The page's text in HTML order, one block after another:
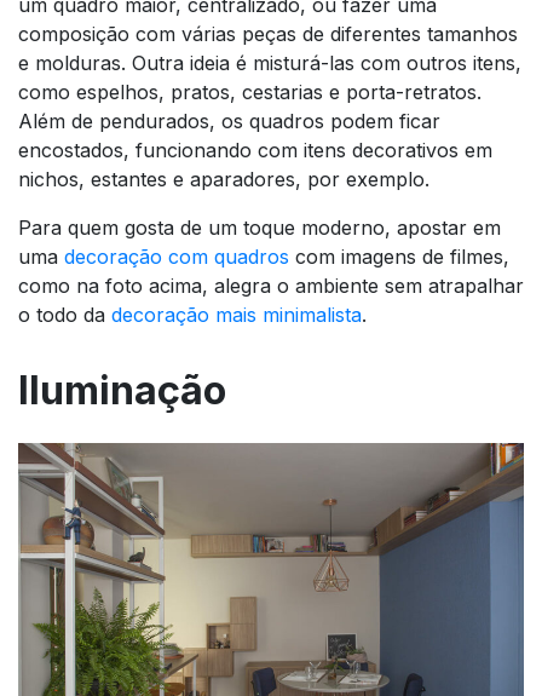
um quadro maior, centralizado, ou fazer uma
composição com várias peças de diferentes tamanhos
e molduras. Outra ideia é misturá-las com outros itens,
como espelhos, pratos, cestarias e porta-retratos.
Além de pendurados, os quadros podem ficar
encostados, funcionando com itens decorativos em
nichos, estantes e aparadores, por exemplo.
Para quem gosta de um toque moderno, apostar em
uma decoração com quadros com imagens de filmes,
como na foto acima, alegra o ambiente sem atrapalhar
o todo da decoração mais minimalista.
Iluminação